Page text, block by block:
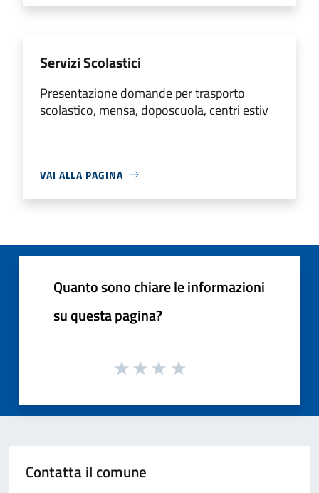
Servizi Scolastici
Presentazione domande per trasporto
scolastico, mensa, doposcuola, centri estiv
VAI ALLA PAGINA
Quanto sono chiare le informazioni
su questa pagina?
Contatta il comune